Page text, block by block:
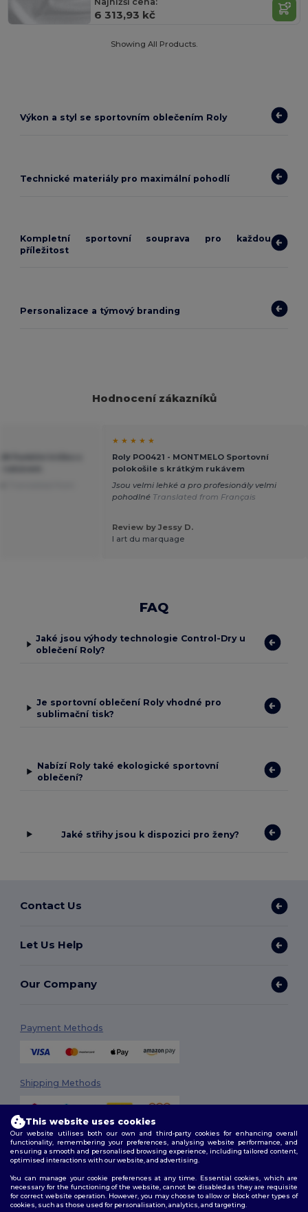
6 313,93 kč
Showing All Products.
Výkon a styl se sportovním oblečením Roly
Technické materiály pro maximální pohodlí
Kompletní sportovní souprava pro každou
příležitost
Personalizace a týmový branding
Hodnocení zákazníků
★ ★ ★ ★ ★
Roly PO0421 - MONTMELO Sportovní
polokošile s krátkým rukávem
Jsou velmi lehké a pro profesionály velmi
pohodlné Translated from Français
Review by Jessy D.
l art du marquage
FAQ
Jaké jsou výhody technologie Control-Dry u
oblečení Roly?
Je sportovní oblečení Roly vhodné pro
sublimační tisk?
Nabízí Roly také ekologické sportovní
oblečení?
Jaké střihy jsou k dispozici pro ženy?
Contact Us
Let Us Help
Our Company
Payment Methods
Shipping Methods
Follow Us
This website uses cookies
Our website utilises both our own and third-party cookies for enhancing overall
functionality, remembering your preferences, analysing website performance, and
ensuring a smooth and personalised browsing experience, including tailored content,
optimised interactions with our website, and advertising.
You can manage your cookie preferences at any time. Essential cookies, which are
necessary for the functioning of the website, cannot be disabled as they are requisite
for correct website operation. However, you may choose to allow or block other types of
cookies, such as those used for personalisation, analytics, and targeting.